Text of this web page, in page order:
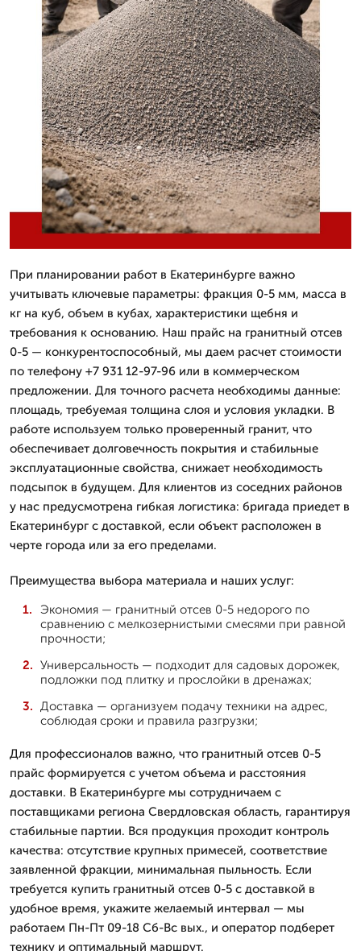
При планировании работ в Екатеринбурге важно
учитывать ключевые параметры: фракция 0-5 мм, масса в
кг на куб, объем в кубах, характеристики щебня и
требования к основанию. Наш прайс на гранитный отсев
0-5 — конкурентоспособный, мы даем расчет стоимости
по телефону +7 931 12-97-96 или в коммерческом
предложении. Для точного расчета необходимы данные:
площадь, требуемая толщина слоя и условия укладки. В
работе используем только проверенный гранит, что
обеспечивает долговечность покрытия и стабильные
эксплуатационные свойства, снижает необходимость
подсыпок в будущем. Для клиентов из соседних районов
у нас предусмотрена гибкая логистика: бригада приедет в
Екатеринбург с доставкой, если объект расположен в
черте города или за его пределами.
Преимущества выбора материала и наших услуг:
Экономия — гранитный отсев 0-5 недорого по
сравнению с мелкозернистыми смесями при равной
прочности;
Универсальность — подходит для садовых дорожек,
подложки под плитку и прослойки в дренажах;
Доставка — организуем подачу техники на адрес,
соблюдая сроки и правила разгрузки;
Для профессионалов важно, что гранитный отсев 0-5
прайс формируется с учетом объема и расстояния
доставки. В Екатеринбурге мы сотрудничаем с
поставщиками региона Свердловская область, гарантируя
стабильные партии. Вся продукция проходит контроль
качества: отсутствие крупных примесей, соответствие
заявленной фракции, минимальная пыльность. Если
требуется купить гранитный отсев 0-5 с доставкой в
удобное время, укажите желаемый интервал — мы
работаем Пн-Пт 09-18 Сб-Вс вых., и оператор подберет
технику и оптимальный маршрут.